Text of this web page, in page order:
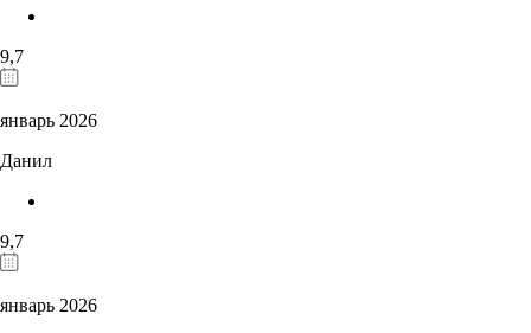
9,7
январь 2026
Данил
9,7
январь 2026